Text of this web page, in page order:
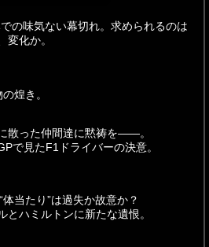
の味気ない幕切れ。求められるのは
変化か。
煌き。
散った仲間達に黙祷を――。
で見たF1ドライバーの決意。
体当たり”は過失か故意か？
とハミルトンに新たな遺恨。